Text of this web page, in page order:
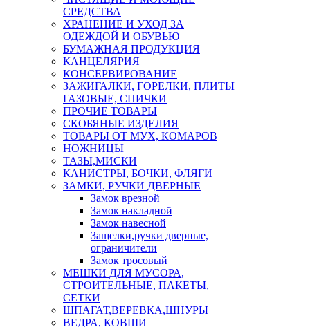
СРЕДСТВА
ХРАНЕНИЕ И УХОД ЗА
ОДЕЖДОЙ И ОБУВЬЮ
БУМАЖНАЯ ПРОДУКЦИЯ
КАНЦЕЛЯРИЯ
КОНСЕРВИРОВАНИЕ
ЗАЖИГАЛКИ, ГОРЕЛКИ, ПЛИТЫ
ГАЗОВЫЕ, СПИЧКИ
ПРОЧИЕ ТОВАРЫ
СКОБЯНЫЕ ИЗДЕЛИЯ
ТОВАРЫ ОТ МУХ, КОМАРОВ
НОЖНИЦЫ
ТАЗЫ,МИСКИ
КАНИСТРЫ, БОЧКИ, ФЛЯГИ
ЗАМКИ, РУЧКИ ДВЕРНЫЕ
Замок врезной
Замок накладной
Замок навесной
Защелки,ручки дверные,
ограничители
Замок тросовый
МЕШКИ ДЛЯ МУСОРА,
СТРОИТЕЛЬНЫЕ, ПАКЕТЫ,
СЕТКИ
ШПАГАТ,ВЕРЕВКА,ШНУРЫ
ВЕДРА, КОВШИ